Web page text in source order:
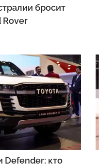
бросит
Rover
Defender: кто